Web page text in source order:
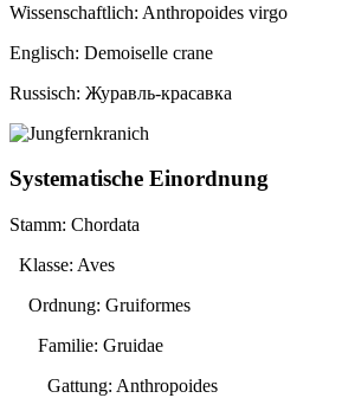
Wissenschaftlich: Anthropoides virgo
Englisch: Demoiselle crane
Russisch: Журавль-красавка
Systematische Einordnung
Stamm: Chordata
Klasse: Aves
Ordnung: Gruiformes
Familie: Gruidae
Gattung: Anthropoides